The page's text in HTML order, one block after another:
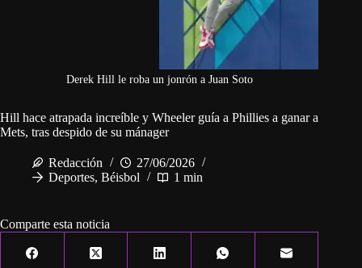
Derek Hill le roba un jonrón a Juan Soto
Hill hace atrapada increíble y Wheeler guía a Phillies a ganar a
Mets, tras despido de su mánager
Redacción
27/06/2026
Deportes, Béisbol 1 min
Comparte esta noticia